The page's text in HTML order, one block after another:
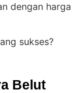
dengan harga
sukses?
Belut